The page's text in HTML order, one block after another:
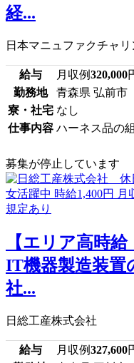
経...
日本マニュファクチャ
給与 月収例320,000
勤務地
青森県 弘前市
寮・社宅 なし
仕事内容 ハーネス品の
募集が停止しています
【エリア高時給
IT機器製造装置
社...
日総工産株式会社
給与 月収例327,600